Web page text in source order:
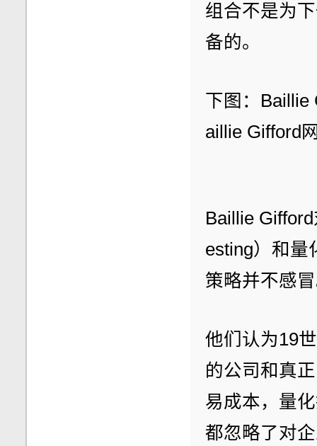
组合不是为
备的。
下图：Baillie
aillie Gifford
Baillie
esting）和量
策略并不感
他们认为19
的公司和真
易成本，量
都忽略了对